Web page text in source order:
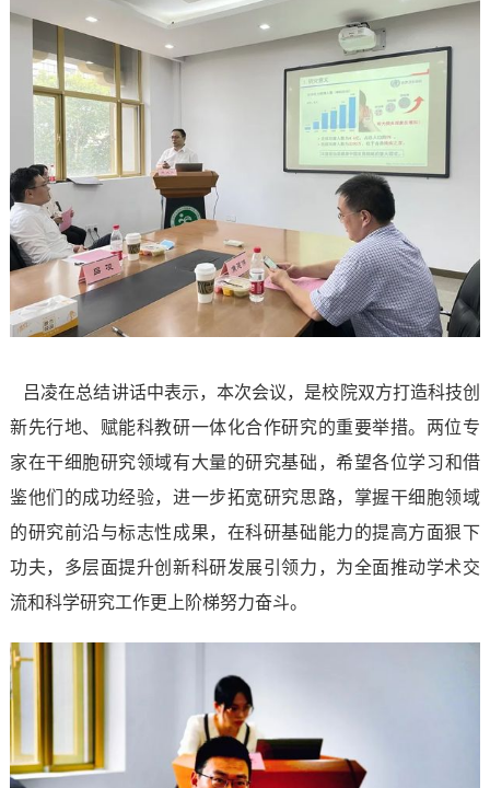
吕凌在总结讲话中表示，本次会议，是校院双方打造科技创
新先行地、赋能科教研一体化合作研究的重要举措。两位专
家在干细胞研究领域有大量的研究基础 ，希望各位学习和借
鉴他们的成功经验，进一步拓宽研究思路，掌握干细胞领域
的研究前沿与标志性成果，在科研基础能力的提高方面狠下
功夫，多层面提升创新科研发展引领力，为全面推动学术交
流和科学研究工作更上阶梯努力奋斗。